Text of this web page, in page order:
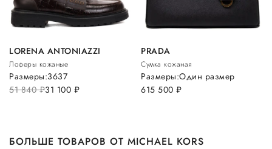
LORENA ANTONIAZZI
Лоферы кожаные
51 840руб.31 100 руб.
Размеры:3637
PRADA
Сумка кожаная
615 500руб.
Размеры:Один размер
БОЛЬШЕ ТОВАРОВ ОТ MICHAEL KORS